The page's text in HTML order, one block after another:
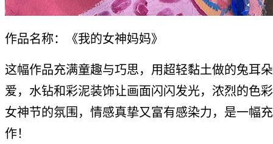
作品名称：《我的女神妈妈》
这幅作品充满童趣与巧思，用超轻黏土做的兔耳
爱，水钻和彩泥装饰让画面闪闪发光，浓烈的色
女神节的氛围，情感真挚又富有感染力，是一幅
作！